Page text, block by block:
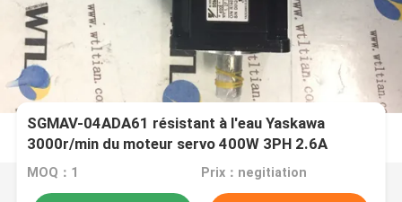
SGMAV-04ADA61 résistant à l'eau Yaskawa
3000r/min du moteur servo 400W 3PH 2.6A
MOQ：1 Prix：negitiation